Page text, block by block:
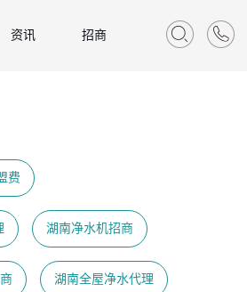
资讯 招商
费
湖南净水机招商
湖南全屋净水代理